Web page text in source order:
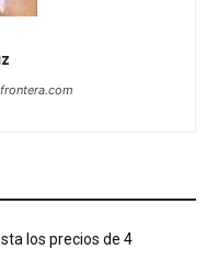
los precios de 4